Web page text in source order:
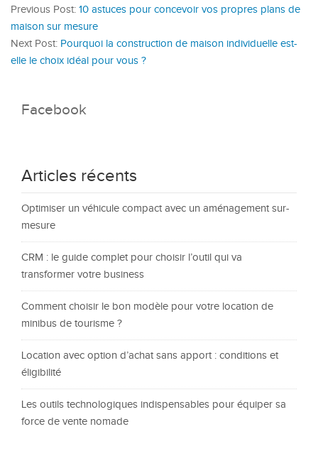
Previous Post: 10 astuces pour concevoir vos propres plans de
maison sur mesure
Next Post: Pourquoi la construction de maison individuelle est-
elle le choix idéal pour vous ?
Facebook
Articles récents
Optimiser un véhicule compact avec un aménagement sur-
mesure
CRM : le guide complet pour choisir l’outil qui va
transformer votre business
Comment choisir le bon modèle pour votre location de
minibus de tourisme ?
Location avec option d’achat sans apport : conditions et
éligibilité
Les outils technologiques indispensables pour équiper sa
force de vente nomade